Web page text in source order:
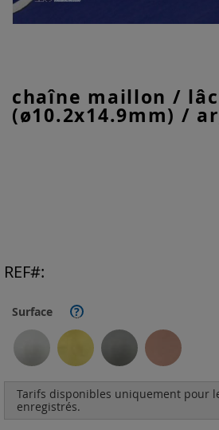
chaîne maillon /
(ø10.2x14.9mm) /
Surface ?
Tarifs disponibles uniquement pour
enregistrés.
REF
to
the
beginning